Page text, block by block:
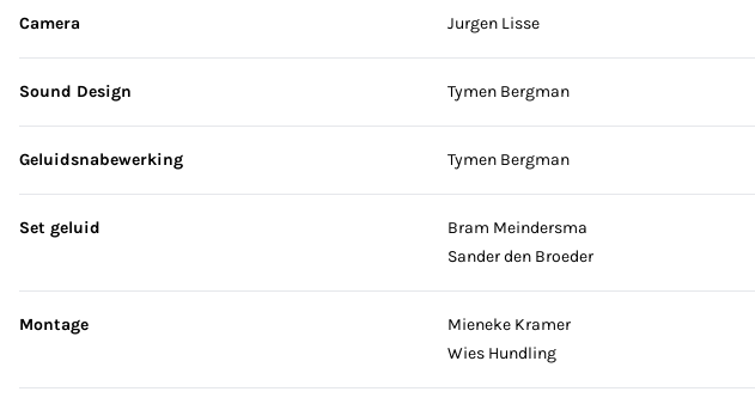
Camera Jurgen Lisse
Sound Design Tymen Bergman
Geluidsnabewerking Tymen Bergman
Set geluid
Bram Meindersma
Sander den Broeder
Montage
Mieneke Kramer
Wies Hundling